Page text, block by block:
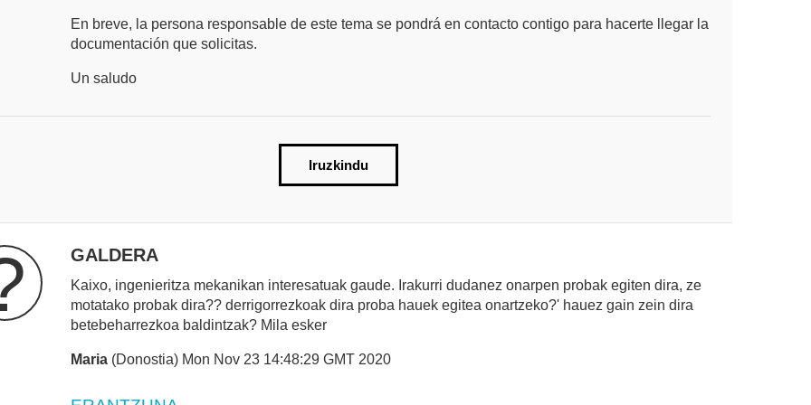
En breve, la persona responsable de este tema se pondrá en contacto contigo para hacerte llegar la
documentación que solicitas.
Un saludo
Iruzkindu
GALDERA
Kaixo, ingenieritza mekanikan interesatuak gaude. Irakurri dudanez onarpen probak egiten dira, ze
motatako probak dira?? derrigorrezkoak dira proba hauek egitea onartzeko?' hauez gain zein dira
betebeharrezkoa baldintzak? Mila esker
Maria (Donostia) Mon Nov 23 14:48:29 GMT 2020